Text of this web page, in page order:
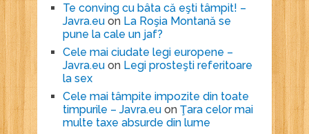
Te conving cu bâta că eşti tâmpit! –
Javra.euon La Roşia Montană se
pune la cale un jaf?
Cele mai ciudate legi europene –
Javra.euon Legi prosteşti referitoare
la sex
Cele mai tâmpite impozite din toate
timpurile – Javra.euon Ţara celor mai
multe taxe absurde din lume